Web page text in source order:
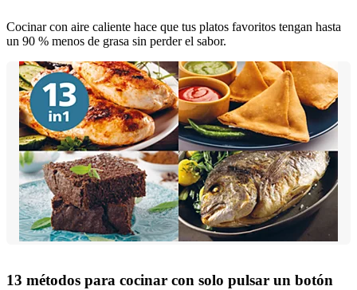
Cocinar con aire caliente hace que tus platos favoritos tengan hasta
un 90 % menos de grasa sin perder el sabor.
13 métodos para cocinar con solo pulsar un botón